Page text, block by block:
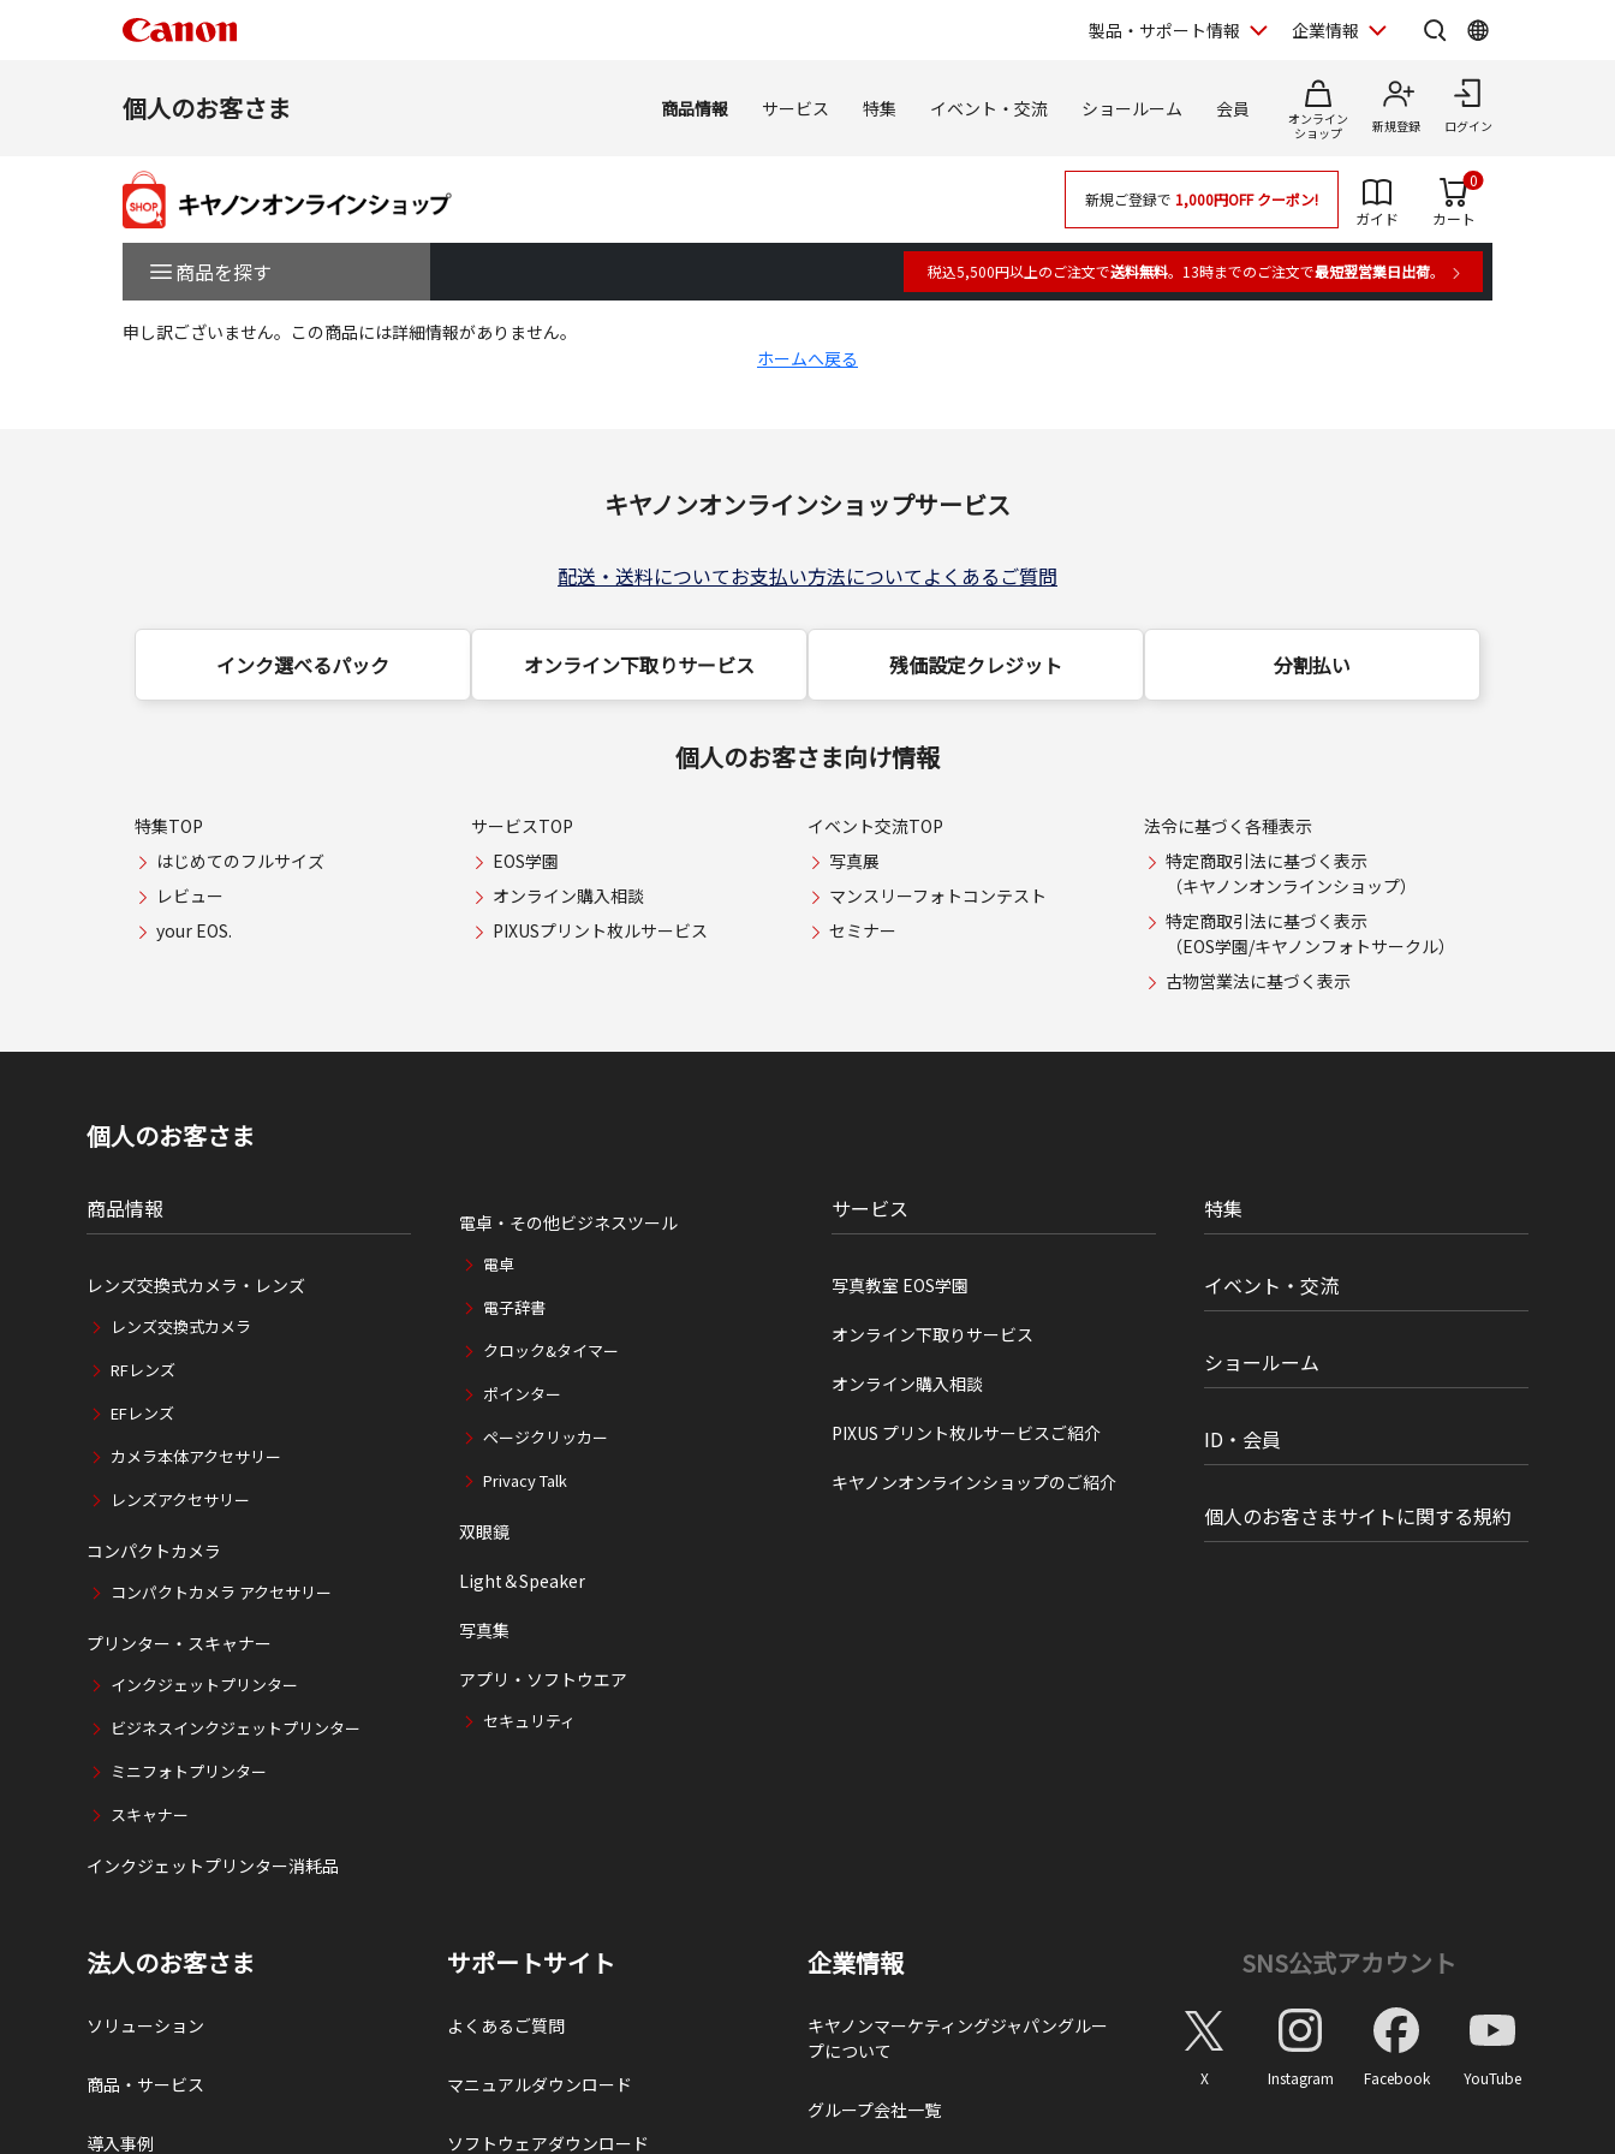
製品・サポート情報 企業情報
個人のお客さま 商品情報 サービス 特集 イベント・交流 ショールーム 会員
オンライン
ショップ
新規登録 ログイン
商品を探す
新規ご登録で 1,000円OFFクーポン!
ガイド
カート
0
税込5,500円以上のご注文で送料無料。13時までのご注文で最短翌営業日出荷。
申し訳ございません。この商品には詳細情報がありません。
ホームへ戻る
キヤノンオンラインショップサービス
配送・送料についてお支払い方法についてよくあるご質問
インク選べるパック オンライン下取りサービス 残価設定クレジット 分割払い
個人のお客さま向け情報
特集TOP
はじめてのフルサイズ
レビュー
your EOS.
サービスTOP
EOS学園
オンライン購入相談
PIXUSプリント枚ルサービス
イベント交流TOP
写真展
マンスリーフォトコンテスト
セミナー
法令に基づく各種表示
特定商取引法に基づく表示
（キヤノンオンラインショップ）
特定商取引法に基づく表示
（EOS学園/キヤノンフォトサークル）
古物営業法に基づく表示
個人のお客さま
商品情報
レンズ交換式カメラ・レンズ
レンズ交換式カメラ
RFレンズ
EFレンズ
カメラ本体アクセサリー
レンズアクセサリー
コンパクトカメラ
コンパクトカメラ アクセサリー
プリンター・スキャナー
インクジェットプリンター
ビジネスインクジェットプリンター
ミニフォトプリンター
スキャナー
インクジェットプリンター消耗品
電卓・その他ビジネスツール
電卓
電子辞書
クロック&タイマー
ポインター
ページクリッカー
Privacy Talk
双眼鏡
Light＆Speaker
写真集
アプリ・ソフトウエア
セキュリティ
サービス
写真教室 EOS学園
オンライン下取りサービス
オンライン購入相談
PIXUS プリント枚ルサービスご紹介
キヤノンオンラインショップのご紹介
特集
イベント・交流
ショールーム
ID・会員
個人のお客さまサイトに関する規約
法人のお客さま
ソリューション
商品・サービス
導入事例
サポートサイト
よくあるご質問
マニュアルダウンロード
ソフトウェアダウンロード
企業情報
キヤノンマーケティングジャパングルー
プについて
グループ会社一覧
SNS公式アカウント
X Instagram Facebook YouTube